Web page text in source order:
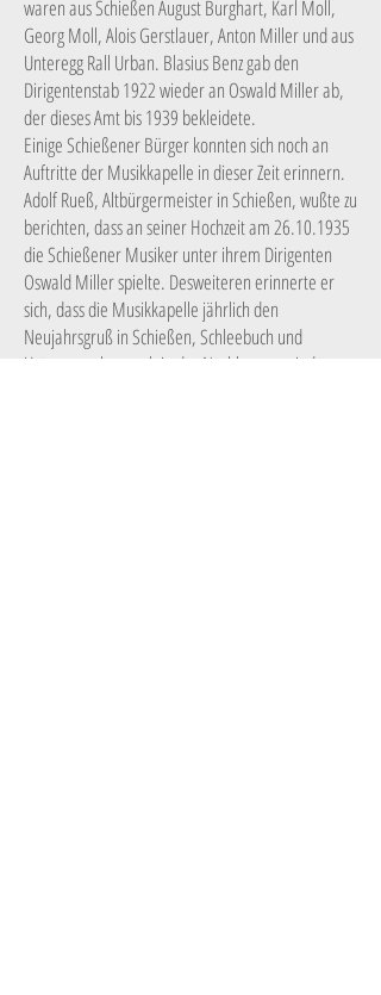
waren aus Schießen August Burghart, Karl Moll,
Georg Moll, Alois Gerstlauer, Anton Miller und aus
Unteregg Rall Urban. Blasius Benz gab den
Dirigentenstab 1922 wieder an Oswald Miller ab,
der dieses Amt bis 1939 bekleidete.
Einige Schießener Bürger konnten sich noch an
Auftritte der Musikkapelle in dieser Zeit erinnern.
Adolf Rueß, Altbürgermeister in Schießen, wußte zu
berichten, dass an seiner Hochzeit am26.10.1935
die Schießener Musiker unter ihrem Dirigenten
Oswald Miller spielte. Desweiteren erinnerte er
sich, dass die Musikkapelle jährlich den
Neujahrsgruß in Schießen, Schleebuch und
Unteregg, aber auch in der Nachbargemeinde